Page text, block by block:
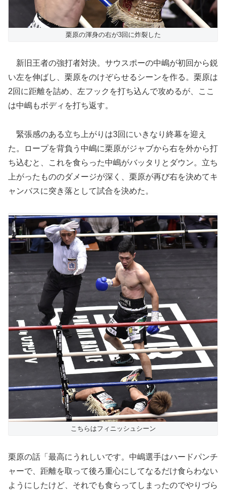
栗原の渾身の右が3回に炸裂した
新旧王者の強打者対決。サウスポーの中嶋が初回から鋭
い左を伸ばし、栗原をのけぞらせるシーンを作る。栗原は
2回に距離を詰め、左フックを打ち込んで攻めるが、ここ
は中嶋もボディを打ち返す。
緊張感のある立ち上がりは3回にいきなり終幕を迎え
た。ロープを背負う中嶋に栗原がジャブから右を外から打
ち込むと、これを食らった中嶋がバッタリとダウン。立ち
上がったもののダメージが深く、栗原が再び右を決めてキ
ャンバスに突き落として試合を決めた。
こちらはフィニッシュシーン
栗原の話「最高にうれしいです。中嶋選手はハードパンチ
ャーで、距離を取って後ろ重心にしてなるだけ食らわない
ようにしたけど、それでも食らってしまったのでやりづら